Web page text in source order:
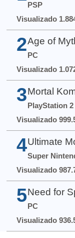
PSP
Visualizado
2 Age of
PC
Visualizado
3 Mortal
PlayStation 2
Visualizado
4 Ultimate
Super
Visualizado
5 Need for
PC
Visualizado